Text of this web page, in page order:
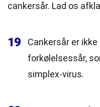
cankersår. Lad os
19
Cankersår er
forkølelsessår,
simplex-virus.